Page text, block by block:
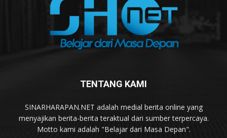
TENTANG KAMI
SINARHARAPAN.NET adalah medial berita online yang
menyajikan berita-berita teraktual dari sumber terpercaya.
Motto kami adalah "Belajar dari Masa Depan".